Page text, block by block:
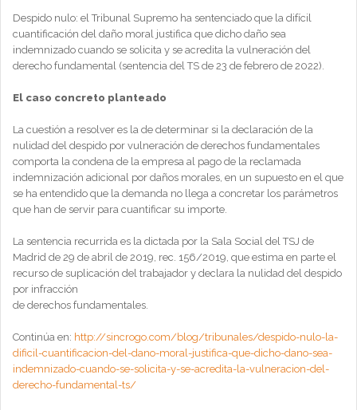
Despido nulo: el Tribunal Supremo ha sentenciado que la difícil
cuantificación del daño moral justifica que dicho daño sea
indemnizado cuando se solicita y se acredita la vulneración del
derecho fundamental (sentencia del TS de 23 de febrero de 2022).
El caso concreto planteado
La cuestión a resolver es la de determinar si la declaración de la
nulidad del despido por vulneración de derechos fundamentales
comporta la condena de la empresa al pago de la reclamada
indemnización adicional por daños morales, en un supuesto en el que
se ha entendido que la demanda no llega a concretar los parámetros
que han de servir para cuantificar su importe.
La sentencia recurrida es la dictada por la Sala Social del TSJ de
Madrid de 29 de abril de 2019, rec. 156/2019, que estima en parte el
recurso de suplicación del trabajador y declara la nulidad del despido
por infracción
de derechos fundamentales.
Continúa en: http://sincrogo.com/blog/tribunales/despido-nulo-la-
dificil-cuantificacion-del-dano-moral-justifica-que-dicho-dano-sea-
indemnizado-cuando-se-solicita-y-se-acredita-la-vulneracion-del-
derecho-fundamental-ts/